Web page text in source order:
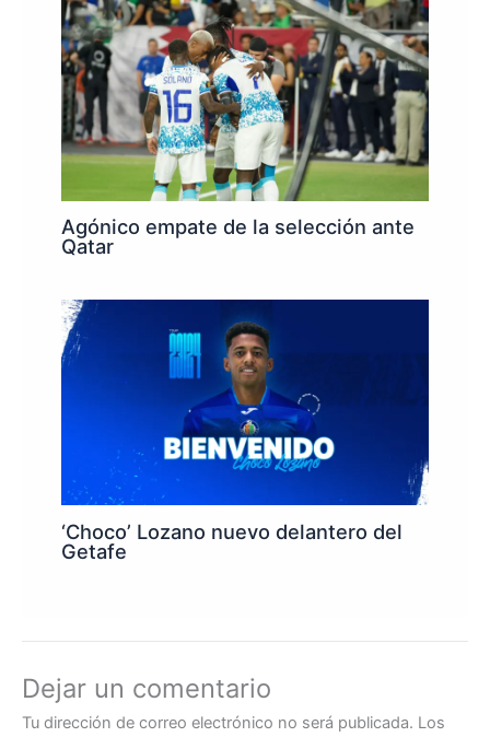
Agónico empate de la selección ante
Qatar
‘Choco’ Lozano nuevo delantero del
Getafe
Dejar un comentario
Tu dirección de correo electrónico no será publicada. Los